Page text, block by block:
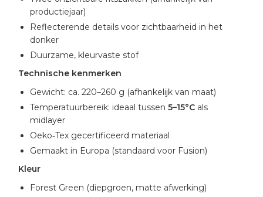
productiejaar)
Reflecterende details voor zichtbaarheid in het
donker
Duurzame, kleurvaste stof
Technische kenmerken
Gewicht: ca. 220–260 g (afhankelijk van maat)
Temperatuurbereik: ideaal tussen 5–15°C als
midlayer
Oeko‑Tex gecertificeerd materiaal
Gemaakt in Europa (standaard voor Fusion)
Kleur
Forest Green (diepgroen, matte afwerking)